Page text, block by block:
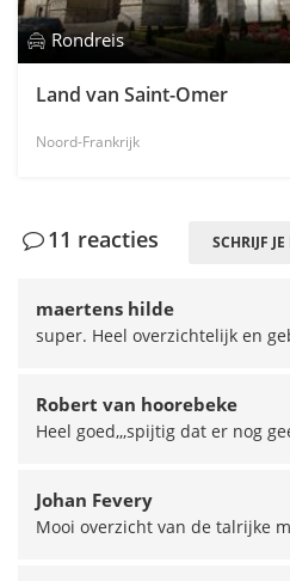
Rondreis
Land van Saint-Omer
Noord-Frankrijk
11 reacties SCHRIJF
maertens hilde
super. Heel overzichtelijk en
Robert van hoorebeke
Heel goed,,,spijtig dat er nog
Johan Fevery
Mooi overzicht van de talrijke